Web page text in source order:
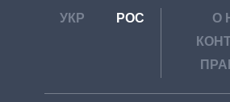
УКР РОС
О